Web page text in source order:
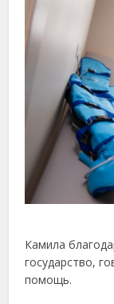
Камила
государство,
помощь.